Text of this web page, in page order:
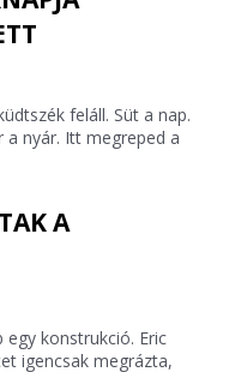
feláll. Süt a nap.
nyár. Itt megreped a
A
egy konstrukció. Eric
igencsak megrázta,